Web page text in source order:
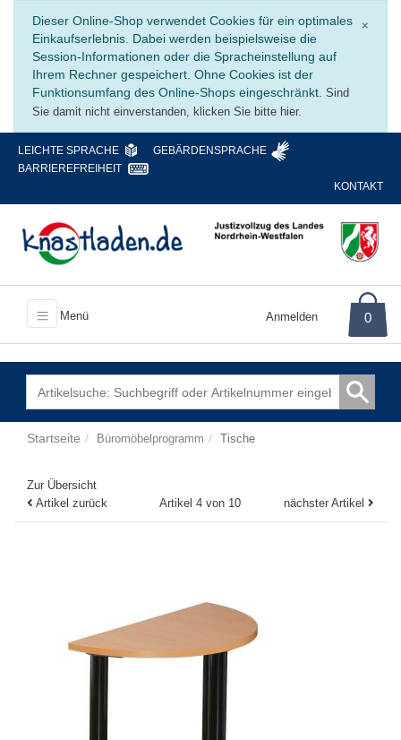
×
Dieser Online-Shop verwendet Cookies für ein optimales
Einkaufserlebnis. Dabei werden beispielsweise die
Session-Informationen oder die Spracheinstellung auf
Ihrem Rechner gespeichert. Ohne Cookies ist der
Funktionsumfang des Online-Shops eingeschränkt. Sind
Sie damit nicht einverstanden, klicken Sie bitte hier.
LEICHTE SPRACHE
GEBÄRDENSPRACHE
BARRIEREFREIHEIT
KONTAKT
Menü Anmelden 0
Startseite Büromöbelprogramm Tische
Zur Übersicht
Artikel zurück
Artikel 4 von 10 nächster Artikel